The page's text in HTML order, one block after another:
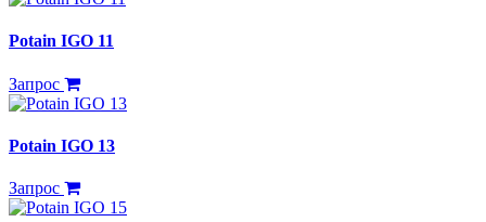
Potain IGO 11
Запрос
Potain IGO 13
Запрос